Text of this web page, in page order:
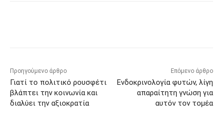
Προηγούμενο άρθρο
Γιατί το πολιτικό ρουσφέτι
βλάπτει την κοινωνία και
διαλύει την αξιοκρατία
Επόμενο άρθρο
Ενδοκρινολογία φυτών, λίγη
απαραίτητη γνώση για
αυτόν τον τομέα